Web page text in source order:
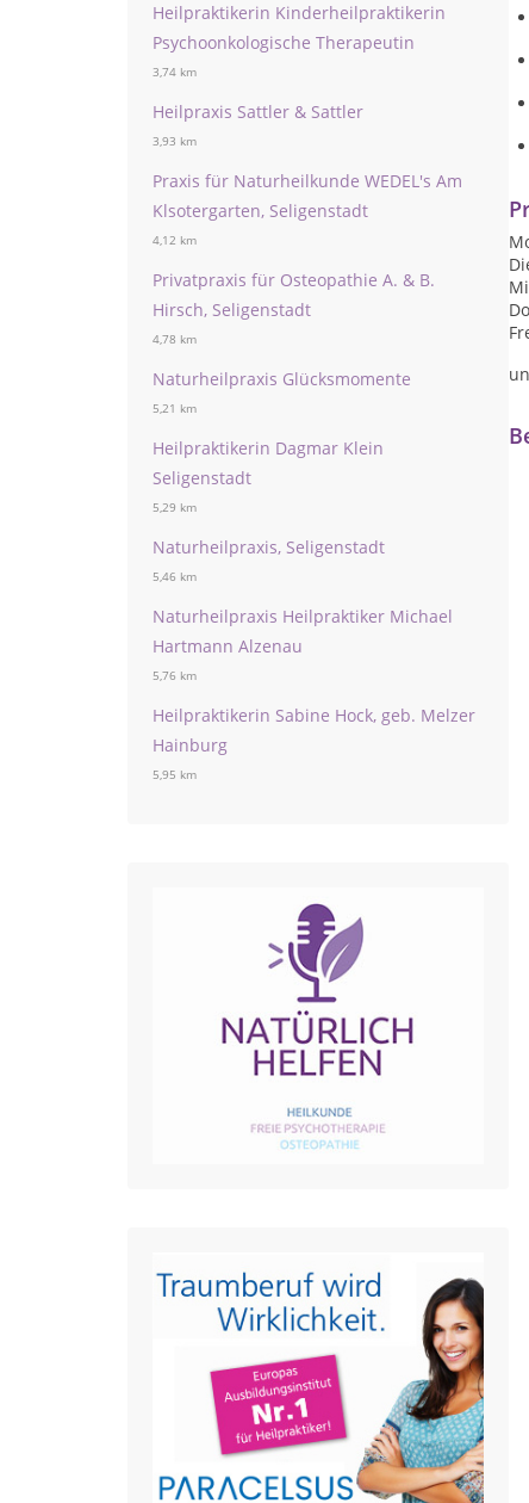
Heilpraktikerin Kinderheilpraktikerin
Psychoonkologische Therapeutin
3,74 km
Heilpraxis Sattler & Sattler
3,93 km
Praxis für Naturheilkunde WEDEL's Am
Klsotergarten, Seligenstadt
4,12 km
Privatpraxis für Osteopathie A. & B.
Hirsch, Seligenstadt
4,78 km
Naturheilpraxis Glücksmomente
5,21 km
Heilpraktikerin Dagmar Klein
Seligenstadt
5,29 km
Naturheilpraxis, Seligenstadt
5,46 km
Naturheilpraxis Heilpraktiker Michael
Hartmann Alzenau
5,76 km
Heilpraktikerin Sabine Hock, geb. Melzer
Hainburg
5,95 km